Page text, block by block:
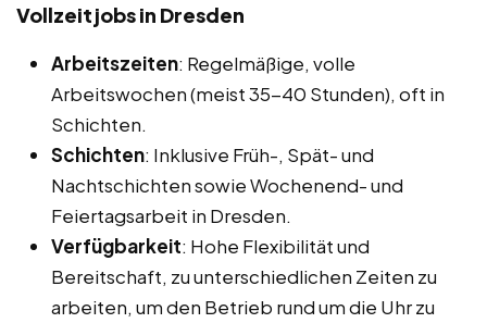
Vollzeitjobs in Dresden
Arbeitszeiten: Regelmäßige, volle
Arbeitswochen (meist 35-40 Stunden), oft in
Schichten.
Schichten: Inklusive Früh-, Spät- und
Nachtschichten sowie Wochenend- und
Feiertagsarbeit in Dresden.
Verfügbarkeit: Hohe Flexibilität und
Bereitschaft, zu unterschiedlichen Zeiten zu
arbeiten, um den Betrieb rund um die Uhr zu